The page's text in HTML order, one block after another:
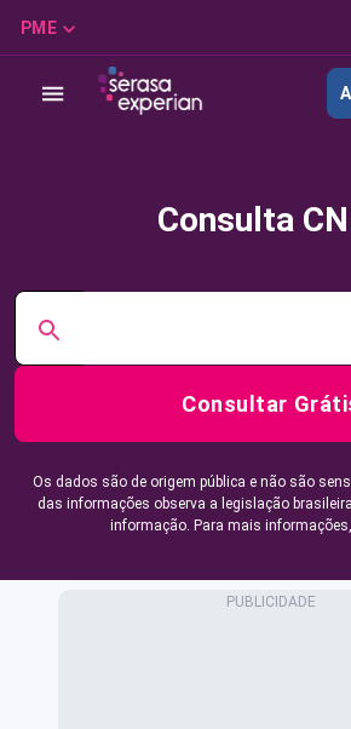
PME
Consulta
Consultar
Os dados são de origem pública e não são
das informações observa a legislação
informação. Para mais informações,